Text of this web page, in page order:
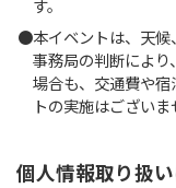
す。
本イベントは、天
事務局の判断によ
場合も、交通費や
トの実施はございま
個人情報取り扱